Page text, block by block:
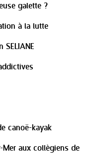
galette ?
à la lutte
canoë-kayak
Mer aux collègiens de